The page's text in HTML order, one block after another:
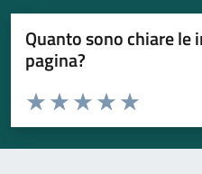
Quanto sono chiare
pagina?
Valuta da 1 a 5 stelle la pagina
Valuta 5
Valuta 4 stelle
Valuta 3 stelle su 5
Valuta 2 stelle su 5
Valuta 1 stelle su 5